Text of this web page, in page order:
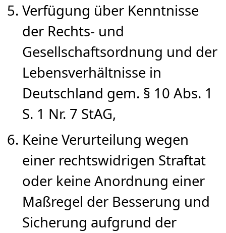
Verfügung über Kenntnisse
der Rechts- und
Gesellschaftsordnung und der
Lebensverhältnisse in
Deutschland gem. § 10 Abs. 1
S. 1 Nr. 7 StAG,
Keine Verurteilung wegen
einer rechtswidrigen Straftat
oder keine Anordnung einer
Maßregel der Besserung und
Sicherung aufgrund der